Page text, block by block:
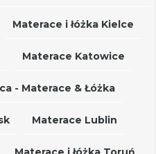
Materace i łóżka Kielce
Materace Katowice
- Materace & Łóżka
Materace Lublin